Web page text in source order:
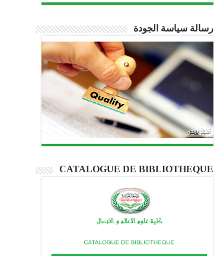
رسالة سياسة الجودة
CATALOGUE DE BIBLIOTHEQUE